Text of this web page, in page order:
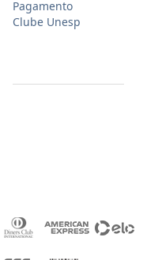
Pagamento
Clube Unesp